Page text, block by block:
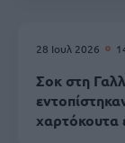
28 Ιουλ 2026
Σοκ στη
χαρτόκουτα